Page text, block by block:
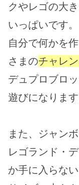
クやレゴの大
いっぱいです。
自分で何かを
さまのチャレ
デュプロブロ
遊びになります
また、ジャン
レゴランド・
か手に入らな